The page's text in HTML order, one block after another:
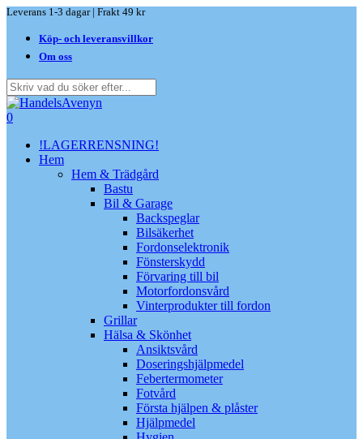
Skip
main
content
Leverans 1-3 dagar | Frakt 49 kr
Köp- och leveransvillkor
Om oss
Close
Search
search
0
!LAGERRENSNING!
Hem
Hem & Trädgård
Bastu
Bil & Garage
Backspeglar
Bilsäkerhet
Fordonselektronik
Fönsterskydd
Förvaring till bil
Motorfordonsvård
Vinterprodukter till fordon
Grillar
Hälsa & Skönhet
Ansiktsvård
Doseringshjälpmedel
Febertermometer
Fotvård
Första hjälpen & plåster
Hjälpmedel